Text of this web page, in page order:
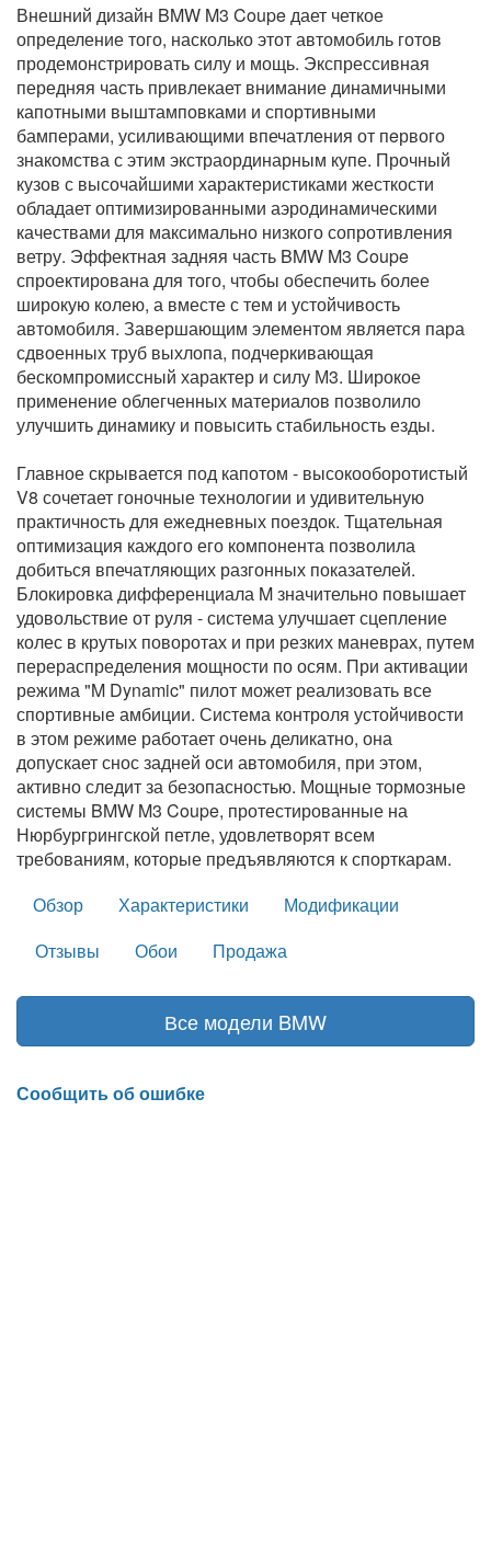
Внешний дизайн BMW M3 Coupe дает четкое
определение того, насколько этот автомобиль готов
продемонстрировать силу и мощь. Экспрессивная
передняя часть привлекает внимание динамичными
капотными выштамповками и спортивными
бамперами, усиливающими впечатления от пeрвого
знакомства с этим экстраординарным купе. Прочный
кузов с высочайшими характеристиками жесткости
обладает оптимизированными аэродинамическими
качествами для максимально низкого сопротивления
ветру. Эффектная задняя часть BMW M3 Coupe
спроектирована для того, чтобы обеспечить более
широкую колею, а вместе с тем и устойчивость
автомобиля. Завершающим элементом является пара
сдвоенных труб выхлопа, подчеркивающая
бескомпромиссный характер и силу М3. Широкое
применение облегченных материалов позволило
улучшить динaмику и повысить стабильность езды.
Главное скрывается под капотом - высокооборотистый
V8 сочетает гоночные технологии и удивительную
практичность для ежедневных поездок. Тщательная
оптимизация каждого его компонента позволила
добиться впечатляющих разгонных показателей.
Блокировка дифференциала M значительно повышает
удовольствие от руля - система улучшает сцепление
колес в крутых поворотах и при резких маневрах, путем
перераспределения мощности по осям. При активации
режима "M Dynamic" пилот может реализовать все
спортивные амбиции. Система контроля устойчивости
в этом режиме работает очень деликатно, она
допускает снос задней оси автомобиля, при этом,
активно следит за безопасностью. Мощные тормозные
системы BMW M3 Coupe, протестированные на
Нюрбургрингской петле, удовлетворят всем
требованиям, которые предъявляются к спорткарам.
Обзор
Характеристики
Модификации
Отзывы
Обои Продажа
Все модели BMW
Сообщить об ошибке